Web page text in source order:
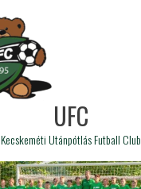
UFC
Kecskeméti Utánpótlás Futball Club